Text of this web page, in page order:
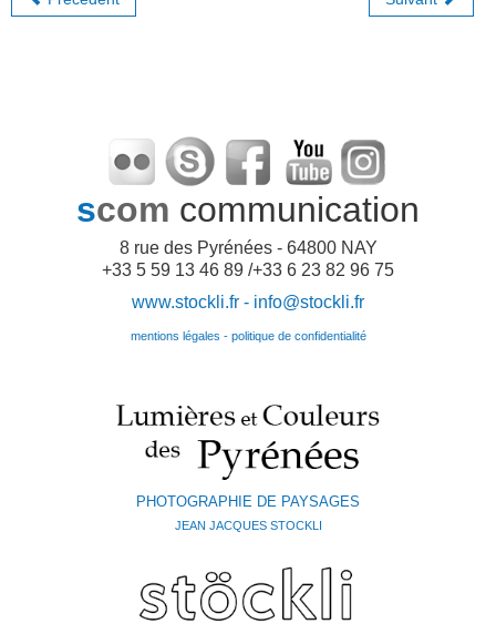
scom communication
8 rue des Pyrénées - 64800 NAY
+33 5 59 13 46 89 /+33 6 23 82 96 75
www.stockli.fr - info@stockli.fr
mentions légales - politique de confidentialité
PHOTOGRAPHIE DE PAYSAGES
JEAN JACQUES STOCKLI